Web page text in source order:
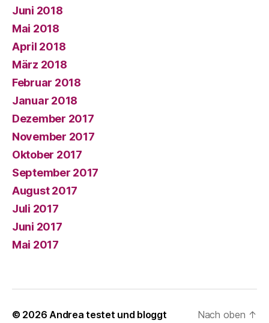
Juni 2018
Mai 2018
April 2018
März 2018
Februar 2018
Januar 2018
Dezember 2017
November 2017
Oktober 2017
September 2017
August 2017
Juli 2017
Juni 2017
Mai 2017
© 2026Andrea testet und bloggt Nach oben ↑